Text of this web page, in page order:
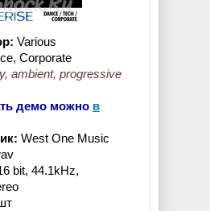
Various
Corporate
ambient, progressive
демо можно в
West One Music
bit, 44.1kHz,